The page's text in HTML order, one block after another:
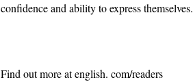
confidence and ability to express themselves.
Find out more at english. com/readers